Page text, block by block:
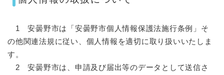
1 安曇野市は「安曇野市個人情報保護法施行条例」そ
の他関連法規に従い、個人情報を適切に取り扱いいたしま
す。
2 安曇野市は、申請及び届出等のデータとして送信さ